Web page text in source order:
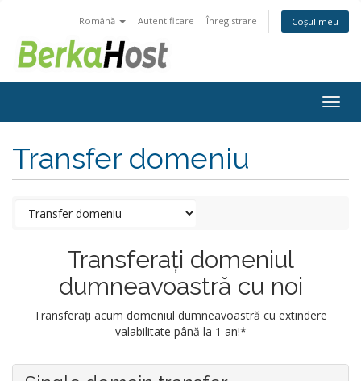
Română Autentificare Înregistrare Coșul meu
Transfer domeniu
Transferați domeniul
dumneavoastră cu noi
Transferați acum domeniul dumneavoastră cu extindere
valabilitate până la 1 an!*